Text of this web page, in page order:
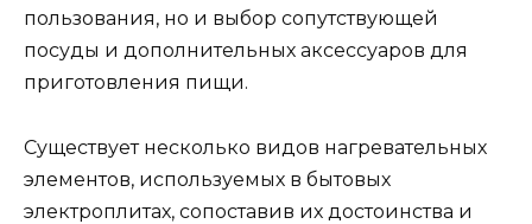
пользования, но и выбор сопутствующей
посуды и дополнительных аксессуаров для
приготовления пищи.
Существует несколько видов нагревательных
элементов, используемых в бытовых
электроплитах, сопоставив их достоинства и